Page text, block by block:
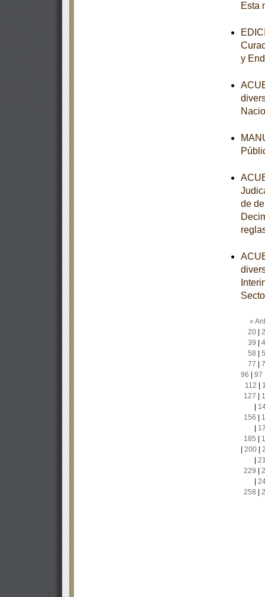
Esta
y
de
«
20|
39
58
77
96
97
112
127
156
185
200|
229
258